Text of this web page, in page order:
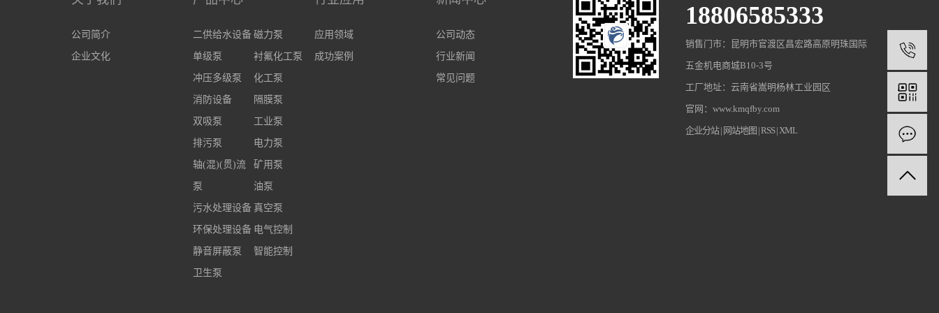
公司简介
企业文化
二供给水设备
单级泵
冲压多级泵
消防设备
双吸泵
排污泵
轴(混)(贯)流
泵
污水处理设备
环保处理设备
静音屏蔽泵
卫生泵
磁力泵
衬氟化工泵
化工泵
隔膜泵
工业泵
电力泵
矿用泵
油泵
真空泵
电气控制
智能控制
应用领域
成功案例
公司动态
行业新闻
常见问题
18806585333
销售门市：昆明市官渡区昌宏路高原明珠国际
五金机电商城B10-3号
工厂地址：云南省嵩明杨林工业园区
官网：www.kmqfby.com
企业分站| 网站地图 |RSS|XML